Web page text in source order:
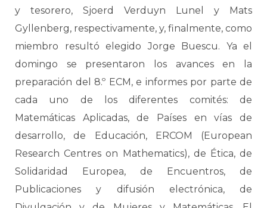
y tesorero, Sjoerd Verduyn Lunel y Mats
Gyllenberg, respectivamente, y, finalmente, como
miembro resultó elegido Jorge Buescu. Ya el
domingo se presentaron los avances en la
preparación del 8.º ECM, e informes por parte de
cada uno de los diferentes comités: de
Matemáticas Aplicadas, de Países en vías de
desarrollo, de Educación, ERCOM (European
Research Centres on Mathematics), de Ética, de
Solidaridad Europea, de Encuentros, de
Publicaciones y difusión electrónica, de